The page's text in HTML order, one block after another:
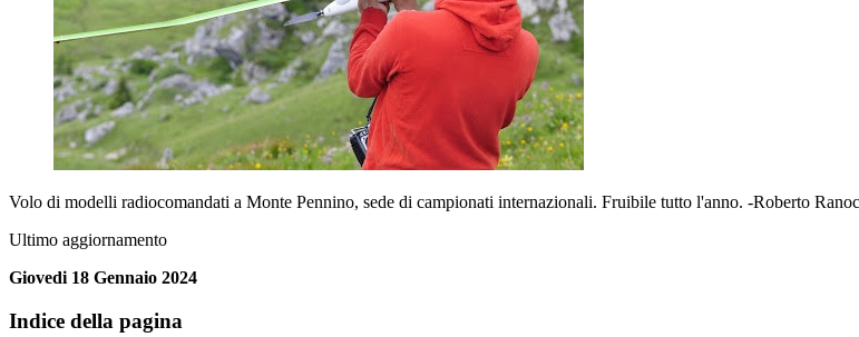
Volo di modelli radiocomandati a Monte Pennino, sede di campionati internazionali. Fruibile tutto l'anno. -Roberto
Ultimo aggiornamento
Giovedi 18 Gennaio 2024
Indice della pagina